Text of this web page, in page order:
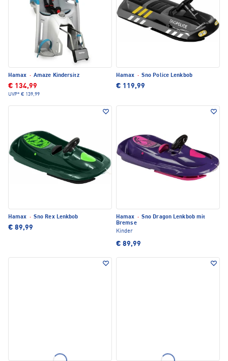
Hamax · Amaze Kindersitz
€ 134,99
UVP* € 139,99
Hamax · Sno Police Lenkbob
€ 119,99
Hamax · Sno Rex Lenkbob
€ 89,99
Hamax · Sno Dragon Lenkbob mit
Bremse
Kinder
€ 89,99